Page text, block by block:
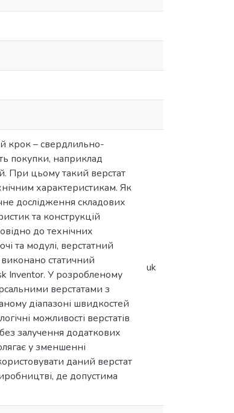
крок – свердлильно-
покупки, наприклад
При цьому такий верстат
характеристикам. Як
дослідження складових
та конструкцій
до технічних
та модулі, верстатний
статичний
Inventor. У розробленому
верстатами з
діапазоні швидкостей
можливості верстатів
залучення додаткових
у зменшенні
даний верстат
де допустима
uk